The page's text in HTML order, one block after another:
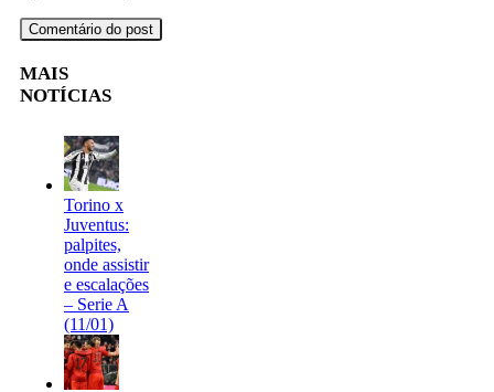
MAIS
NOTÍCIAS
Torino x
Juventus:
palpites,
onde assistir
e escalações
– Serie A
(11/01)